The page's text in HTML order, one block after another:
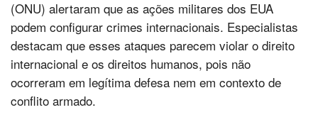
(ONU) alertaram que as ações militares dos EUA
podem configurar crimes internacionais. Especialistas
destacam que esses ataques parecem violar o direito
internacional e os direitos humanos, pois não
ocorreram em legítima defesa nem em contexto de
conflito armado.